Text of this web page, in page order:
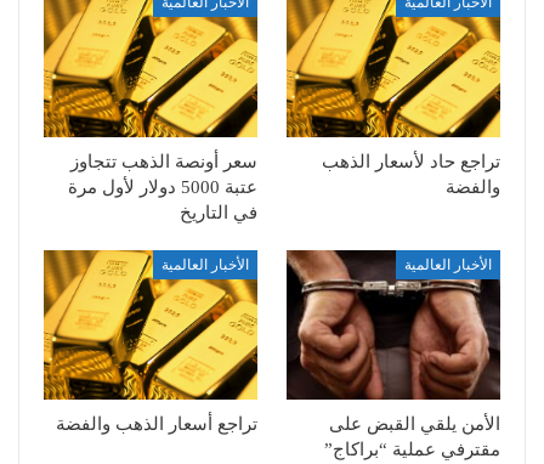
تراجع حاد لأسعار الذهب
والفضة
سعر أونصة الذهب تتجاوز
عتبة 5000 دولار لأول مرة
في التاريخ
الأخبار العالمية
الأمن يلقي القبض على
مقترفي عملية “براكاج”
الأخبار العالمية
تراجع أسعار الذهب والفضة